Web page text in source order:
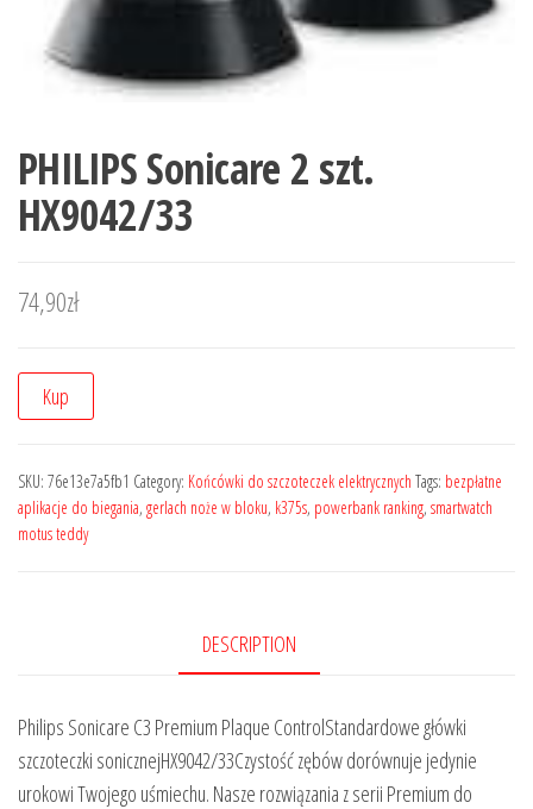
PHILIPS Sonicare 2 szt.
HX9042/33
74,90zł
Kup
SKU: 76e13e7a5fb1 Category: Końcówki do szczoteczek elektrycznych Tags: bezpłatne
aplikacje do biegania, gerlach noże w bloku, k375s, powerbank ranking, smartwatch
motus teddy
DESCRIPTION
Philips Sonicare C3 Premium Plaque ControlStandardowe główki
szczoteczki sonicznejHX9042/33Czystość zębów dorównuje jedynie
urokowi Twojego uśmiechu. Nasze rozwiązania z serii Premium do